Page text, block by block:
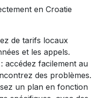
en Croatie
de tarifs locaux
et les appels.
: accédez facilement au
des problèmes.
un plan en fonction